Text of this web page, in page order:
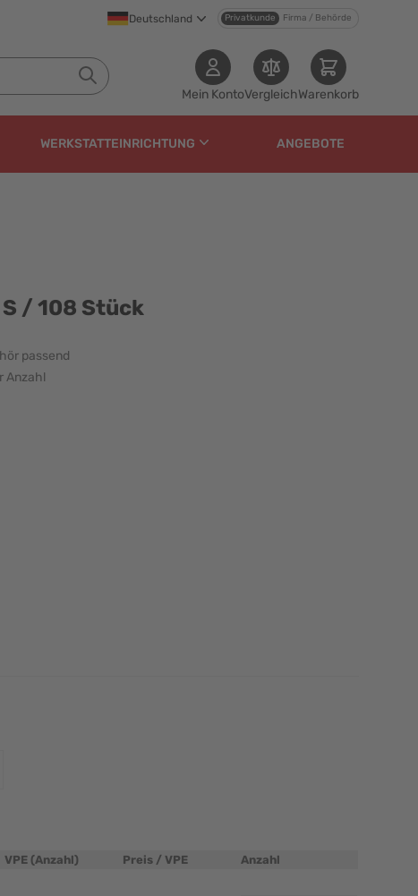
Deutschland Privatkunde Firma / Behörde
Mein KontoVergleichWarenkorb
WERKSTATTEINRICHTUNG ANGEBOTE
/ 108 Stück
passend
Anzahl
VPE (Anzahl) Preis / VPE Anzahl